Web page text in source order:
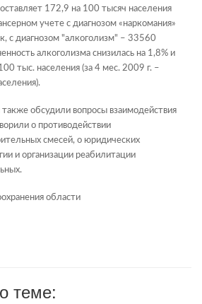
172,9 на 100 тысяч населения
учете с диагнозом «наркомания»
с диагнозом "алкоголизм" – 33560
алкоголизма снизилась на 1,8% и
тыс. населения (за 4 мес. 2009 г. –
обсудили вопросы взаимодействия
о противодействии
смесей, о юридических
и организации реабилитации
области
теме: